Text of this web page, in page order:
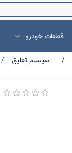
قطعات خودرو
/ سیستم تعلیق /
مقدار ویژگی